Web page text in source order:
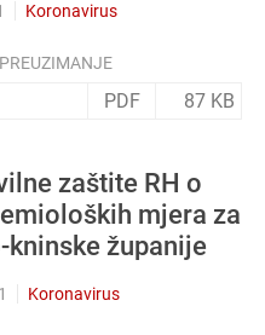
Koronavirus
PDF 87 KB
zaštite RH o
mjera za
županije
Koronavirus